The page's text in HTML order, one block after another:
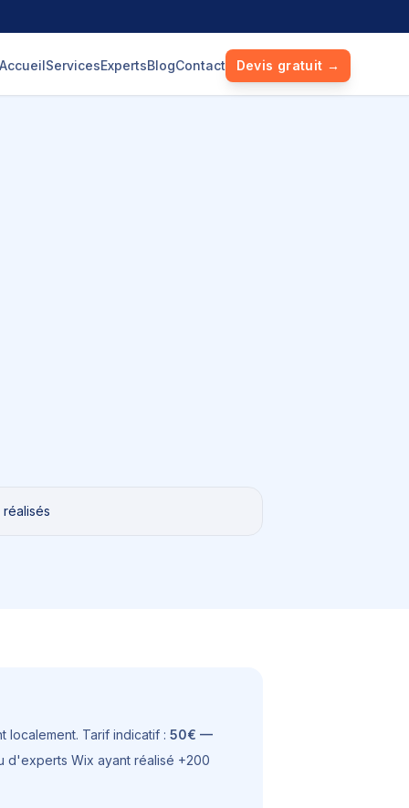
AccueilServicesExpertsBlogContact Devis gratuit →
Tarif indicatif : 50€ —
d'experts Wix ayant réalisé +200